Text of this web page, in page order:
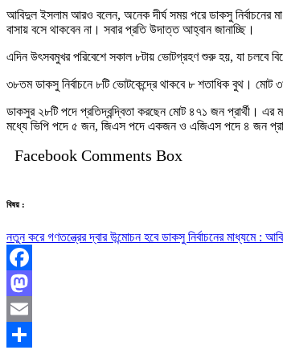
আবিদুল ইসলাম আরও বলেন, অনেক দীর্ঘ সময় পরে ডাকসু নির্বাচনের
বাসায় বসে থাকবেন না। সবার প্রতি উদাত্ত আহ্বান জানাচ্ছি।
এদিন উৎসবমুখর পরিবেশে সকাল ৮টায় ভোটগ্রহণ শুরু হয়, যা চলবে
৩৮তম ডাকসু নির্বাচনে ৮টি ভোটকেন্দ্রে থাকবে ৮ শতাধিক বুথ।
ডাকসুর ২৮টি পদে প্রতিদ্বন্দ্বিতা করছেন মোট ৪৭১ জন প্রার্থী।
মধ্যে ভিপি পদে ৫ জন, জিএস পদে একজন ও এজিএস পদে ৪ জন
Facebook Comments Box
বিষয় :
নতুন করে গণতন্ত্রের দ্বার উন্মোচন হবে ডাকসু নির্বাচনের মাধ্যমে :
Facebook
Mastodon
Email